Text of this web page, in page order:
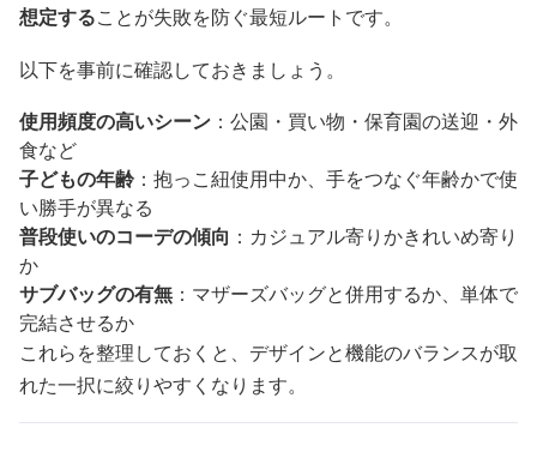
想定することが失敗を防ぐ最短ルートです。
以下を事前に確認しておきましょう。
使用頻度の高いシーン ：公園・買い物・保育園の送迎・外
食など
子どもの年齢 ：抱っこ紐使用中か、手をつなぐ年齢かで使
い勝手が異なる
普段使いのコーデの傾向 ：カジュアル寄りかきれいめ寄り
か
サブバッグの有無 ：マザーズバッグと併用するか、単体で
完結させるか
これらを整理しておくと、デザインと機能のバランスが取
れた一択に絞りやすくなります。